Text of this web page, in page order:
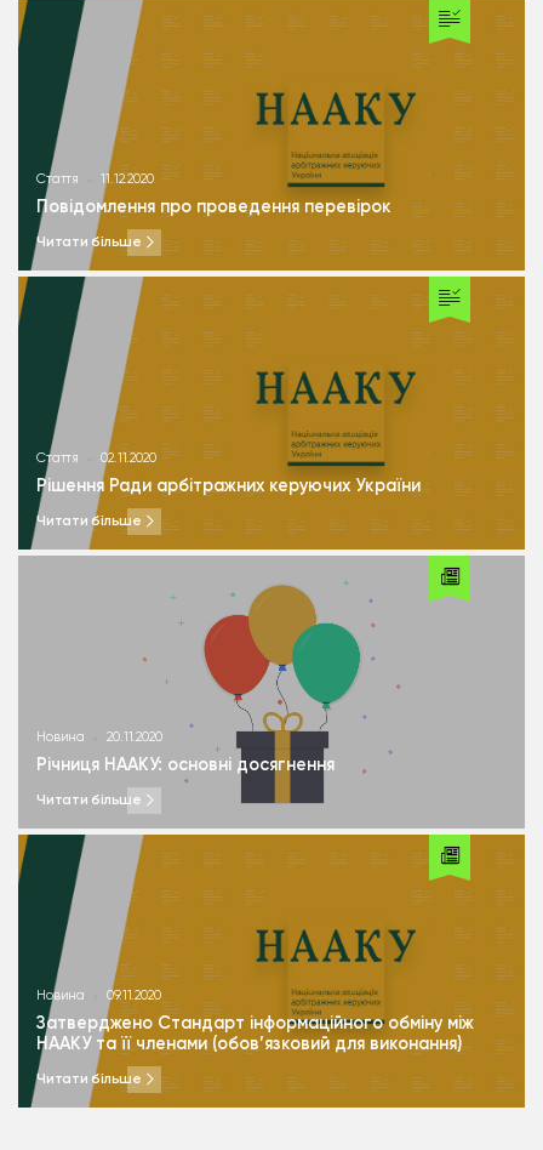
Стаття 11.12.2020
Повідомлення про проведення перевірок
Читати більше
Стаття 02.11.2020
Рішення Ради арбітражних керуючих України
Читати більше
Новина 20.11.2020
Річниця НААКУ: основні досягнення
Читати більше
Новина 09.11.2020
Затверджено Стандарт інформаційного обміну між
НААКУ та її членами (обов’язковий для виконання)
Читати більше